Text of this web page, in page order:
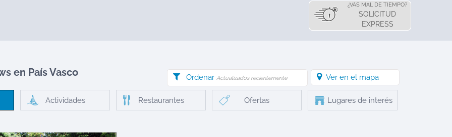
¿VAS MAL DE TIEMPO?
SOLICITUD
EXPRESS
en País Vasco Ordenar Actualizados recientemente Ver en el mapa
Actividades Restaurantes Ofertas Lugares de interés